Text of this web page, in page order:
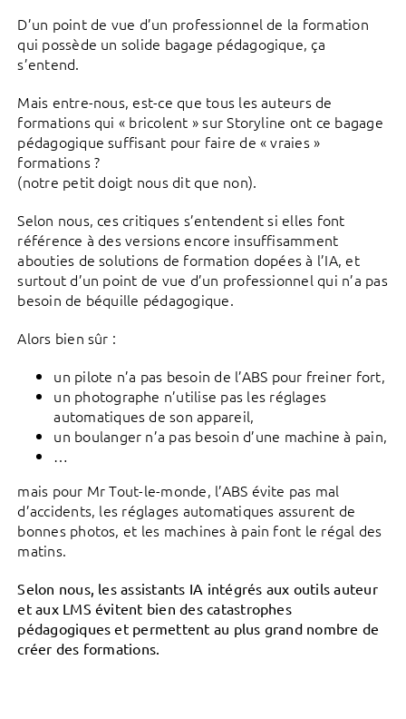
D’un point de vue d’un professionnel de la formation
qui possède un solide bagage pédagogique, ça
s’entend.
Mais entre-nous, est-ce que tous les auteurs de
formations qui « bricolent » sur Storyline ont ce bagage
pédagogique suffisant pour faire de « vraies »
formations ?
(notre petit doigt nous dit que non).
Selon nous, ces critiques s’entendent si elles font
référence à des versions encore insuffisamment
abouties de solutions de formation dopées à l’IA, et
surtout d’un point de vue d’un professionnel qui n’a pas
besoin de béquille pédagogique.
Alors bien sûr :
un pilote n’a pas besoin de l’ABS pour freiner fort,
un photographe n’utilise pas les réglages
automatiques de son appareil,
un boulanger n’a pas besoin d’une machine à pain,
…
mais pour Mr Tout-le-monde, l’ABS évite pas mal
d’accidents, les réglages automatiques assurent de
bonnes photos, et les machines à pain font le régal des
matins.
Selon nous, les assistants IA intégrés aux outils auteur
et aux LMS évitent bien des catastrophes
pédagogiques et permettent au plus grand nombre de
créer des formations.